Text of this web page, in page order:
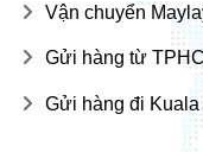
Vận chuyển
Gửi hàng từ
Gửi hàng đi Kuala